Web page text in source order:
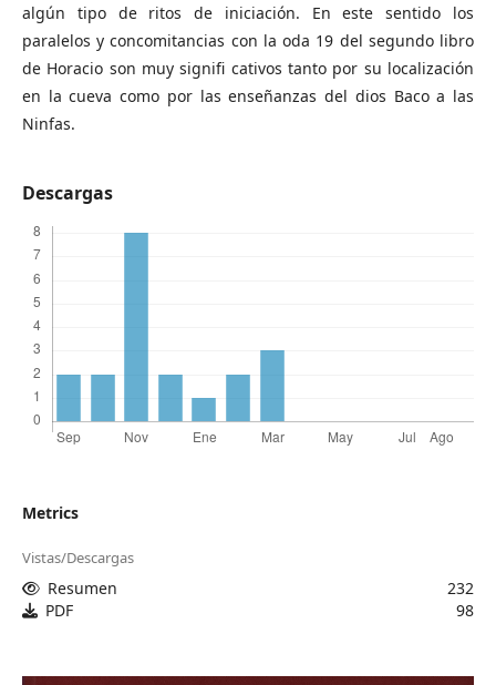
algún tipo de ritos de iniciación. En este sentido los
paralelos y concomitancias con la oda 19 del segundo libro
de Horacio son muy signifi cativos tanto por su localización
en la cueva como por las enseñanzas del dios Baco a las
Ninfas.
Descargas
Metrics
Vistas/Descargas
Resumen
232
PDF
98